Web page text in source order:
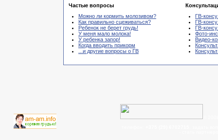
Частые вопросы
Можно ли кормить молозивом?
Как правильно сцеживаться?
Ребенок не берет грудь!
У меня мало молока!
У ребенка запор!
Когда вводить прикорм
...и другие вопросы о ГВ
ГВ-
ГВ-
ГВ-
Фото-
Видео-